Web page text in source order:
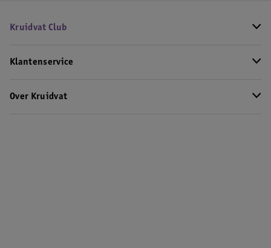
Kruidvat Club
Klantenservice
Over Kruidvat